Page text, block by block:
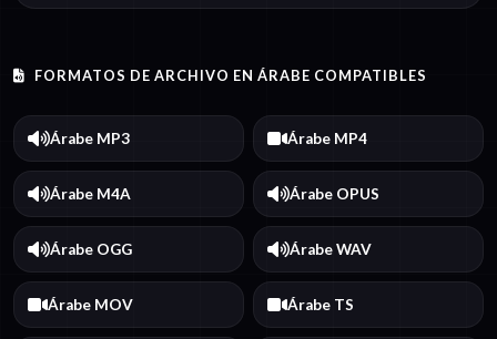
FORMATOS DE ARCHIVO EN ÁRABE COMPATIBLES
Árabe MP3 Árabe MP4
Árabe M4A Árabe OPUS
Árabe OGG Árabe WAV
Árabe MOV Árabe TS